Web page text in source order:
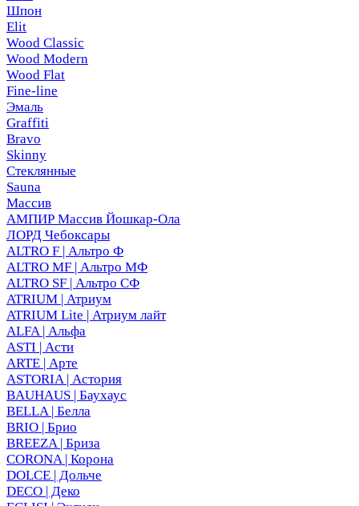
Шпон
Elit
Wood Classic
Wood Modern
Wood Flat
Fine-line
Эмаль
Graffiti
Bravo
Skinny
Стеклянные
Sauna
Массив
АМПИР Массив Йошкар-Ола
ЛОРД Чебоксары
ALTRO F | Альтро Ф
ALTRO MF | Альтро МФ
ALTRO SF | Альтро СФ
ATRIUM | Атриум
ATRIUM Lite | Атриум лайт
ALFA | Альфа
ASTI | Асти
ARTE | Арте
ASTORIA | Астория
BAUHAUS | Баухаус
BELLA | Белла
BRIO | Брио
BREEZA | Бриза
CORONA | Корона
DOLCE | Дольче
DECO | Деко